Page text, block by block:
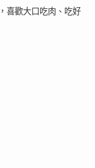
喜歡大口吃肉、吃好